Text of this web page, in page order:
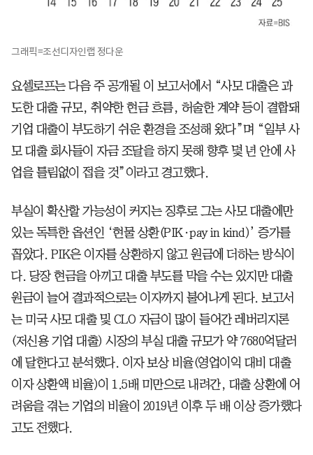
그래픽=조선디자인랩 정다운
요셀로프는 다음 주 공개될 이 보고서에서 “사모 대출은 과
도한 대출 규모, 취약한 현금 흐름, 허술한 계약 등이 결합돼
기업 대출이 부도하기 쉬운 환경을 조성해 왔다”며 “일부 사
모 대출 회사들이 자금 조달을 하지 못해 향후 몇 년 안에 사
업을 틀림없이 접을 것”이라고 경고했다.
부실이 확산할 가능성이 커지는 징후로 그는 사모 대출에만
있는 독특한 옵션인 ‘현물 상환(PIK·pay in kind)’ 증가를
꼽았다. PIK은 이자를 상환하지 않고 원금에 더하는 방식이
다. 당장 현금을 아끼고 대출 부도를 막을 수는 있지만 대출
원금이 늘어 결과적으로는 이자까지 불어나게 된다. 보고서
는 미국 사모 대출 및 CLO 자금이 많이 들어간 레버리지론
(저신용 기업 대출) 시장의 부실 대출 규모가 약 7680억달러
에 달한다고 분석했다. 이자 보상 비율(영업이익 대비 대출
이자 상환액 비율)이 1.5배 미만으로 내려간, 대출 상환에 어
려움을 겪는 기업의 비율이 2019년 이후 두 배 이상 증가했다
고도 전했다.